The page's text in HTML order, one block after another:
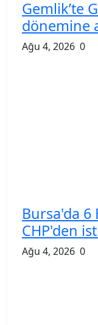
Gemlik’te
dönemine
Ağu 4, 2026 0
Bursa'da 6
CHP'den
Ağu 4, 2026 0